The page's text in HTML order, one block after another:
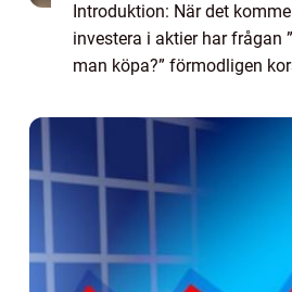
Introduktion: När det
investera i aktier har frågan
man köpa?” förmodligen
investera i kan vara en ...